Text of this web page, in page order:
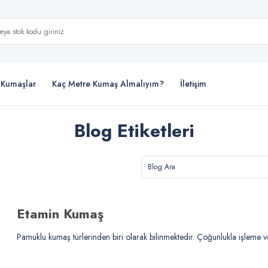
Kaç Metre Kumaş Almalıyım? İletişim
Blog Etiketleri
Etamin Kumaş
Pamuklu kumaş türlerinden biri olarak bilinmektedir. Çoğunlukla işleme